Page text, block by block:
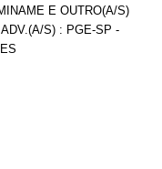
E OUTRO(A/S)
S) : PGE-SP -